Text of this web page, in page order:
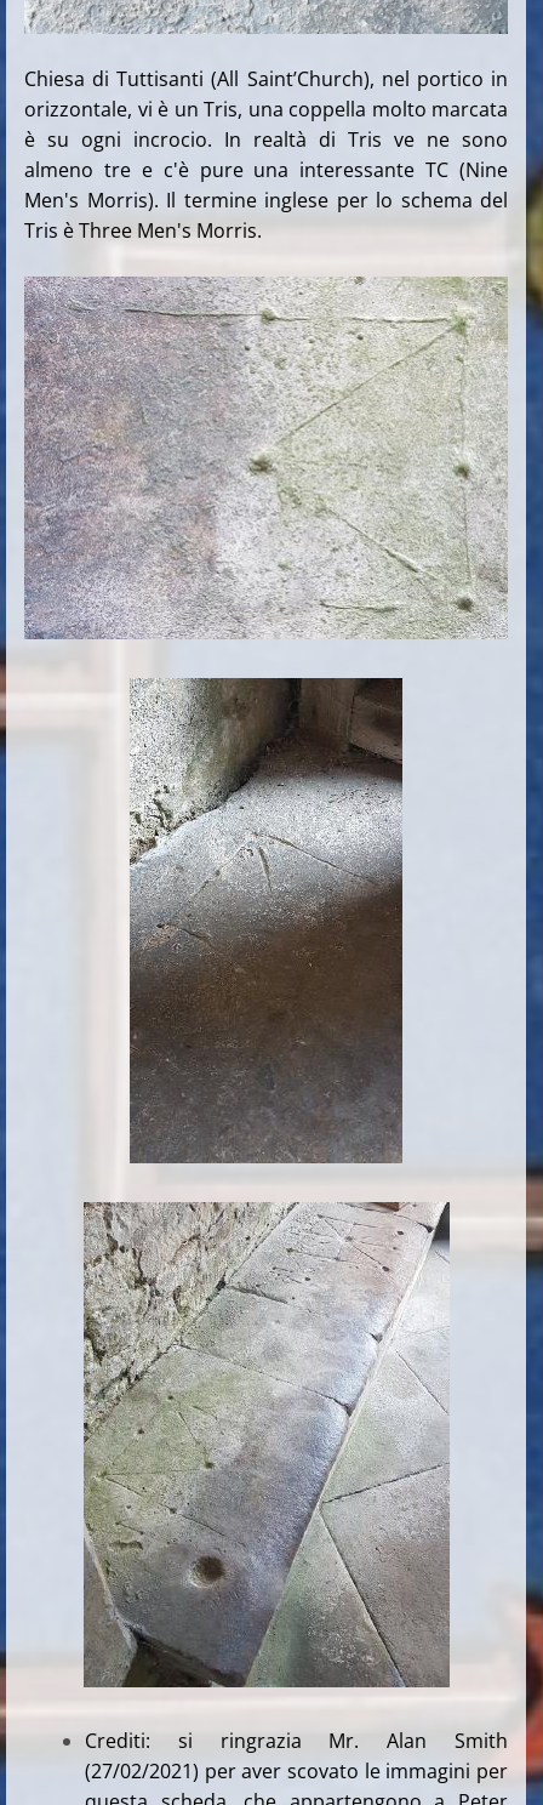
Chiesa di Tuttisanti (All Saint’Church), nel portico in
orizzontale, vi è un Tris, una coppella molto marcata
è su ogni incrocio. In realtà di Tris ve ne sono
almeno tre e c'è pure una interessante TC (Nine
Men's Morris). Il termine inglese per lo schema del
Tris è Three Men's Morris.
Crediti: si ringrazia Mr. Alan Smith
(27/02/2021) per aver scovato le immagini per